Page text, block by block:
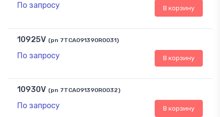
По запросу В корзину
10925V (pn 7TCA091390R0031)
По запросу В корзину
10930V (pn 7TCA091390R0032)
По запросу В корзину